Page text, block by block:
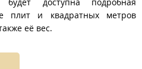
плит и квадратных метров
её вес.